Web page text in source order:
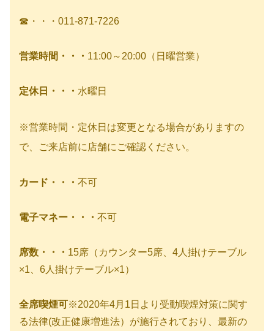
☎・・・011‐871‐7226
営業時間・・・ 11:00～20:00（日曜営業）
定休日・・・ 水曜日
※営業時間・定休日は変更となる場合がありますの
で、ご来店前に店舗にご確認ください。
カード・・・ 不可
電子マネー・・・ 不可
席数・・・ 15席（カウンター5席、4人掛けテーブル
×1、6人掛けテーブル×1）
全席喫煙可※2020年4月1日より受動喫煙対策に関す
る法律(改正健康増進法）が施行されており、最新の